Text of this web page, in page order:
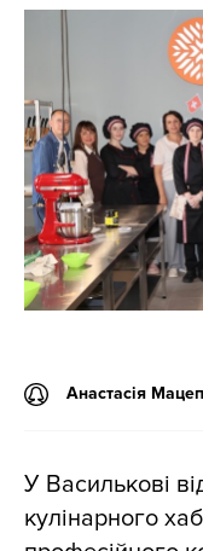
Анастасія
У Василькові
кулінарного